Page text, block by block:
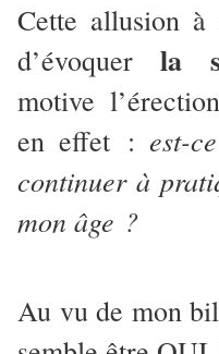
Cette allusion
d’évoquerla
motive
en effet : est-
continuer à
mon âge ?
Au vu de mon